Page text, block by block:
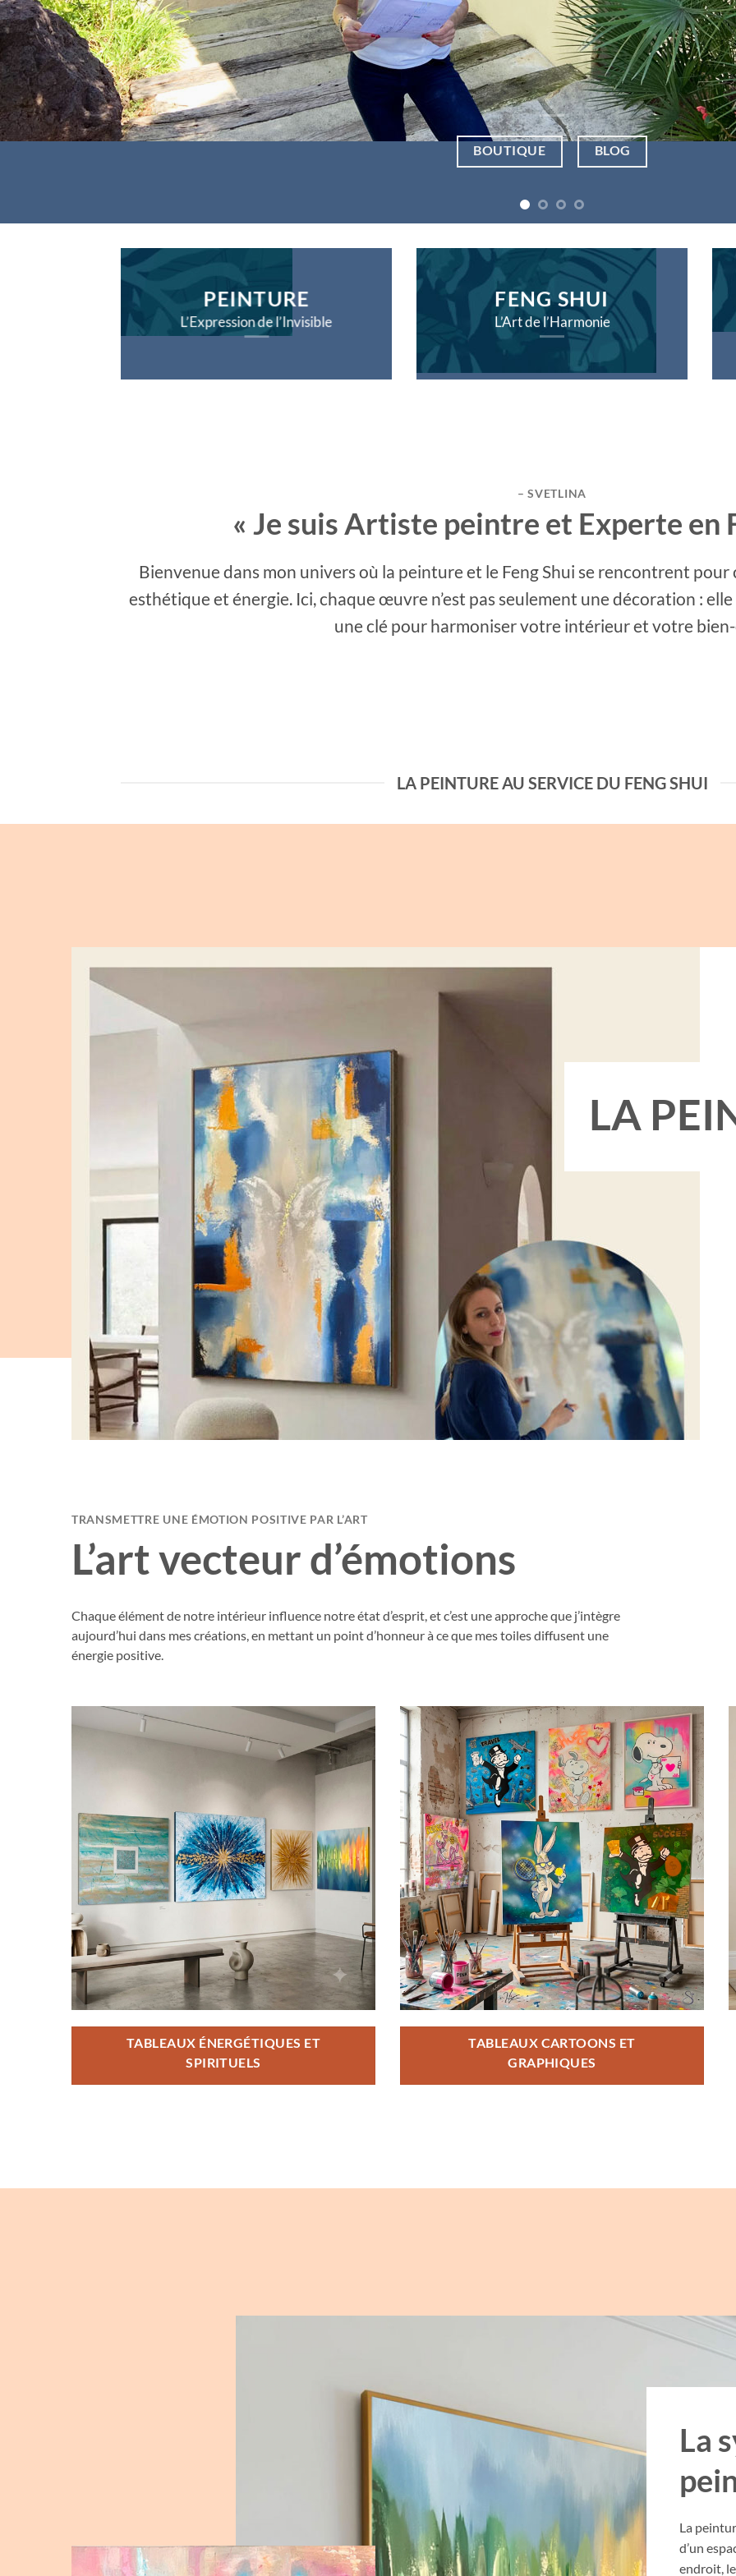
BOUTIQUE
PEINTURE
L’Expression de l’Invisible
FENG SHUI
L’Art de l’Harmonie
– SVETLINA
« Je suis Artiste peintre et Experte en
Bienvenue dans mon univers où la peinture et le Feng Shui se rencontrent
esthétique et énergie. Ici, chaque œuvre n’est pas seulement une décoration :
une clé pour harmoniser votre intérieur et votre
LA PEINTURE AU SERVICE DU FENG SHUI
LA
TRANSMETTRE UNE ÉMOTION POSITIVE PAR L’ART
L’art vecteur d’émotions
Chaque élément de notre intérieur influence notre état d’esprit, et c’est une approche que j’intègre
aujourd’hui dans mes créations, en mettant un point d’honneur à ce que mes toiles diffusent une
énergie positive.
TABLEAUX ÉNERGÉTIQUES ET
SPIRITUELS
TABLEAUX CARTOONS ET
GRAPHIQUES
La
La
d’un
endroit,